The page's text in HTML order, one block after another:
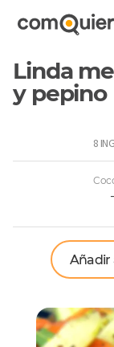
Linda
y pepino
8
-
Añadir